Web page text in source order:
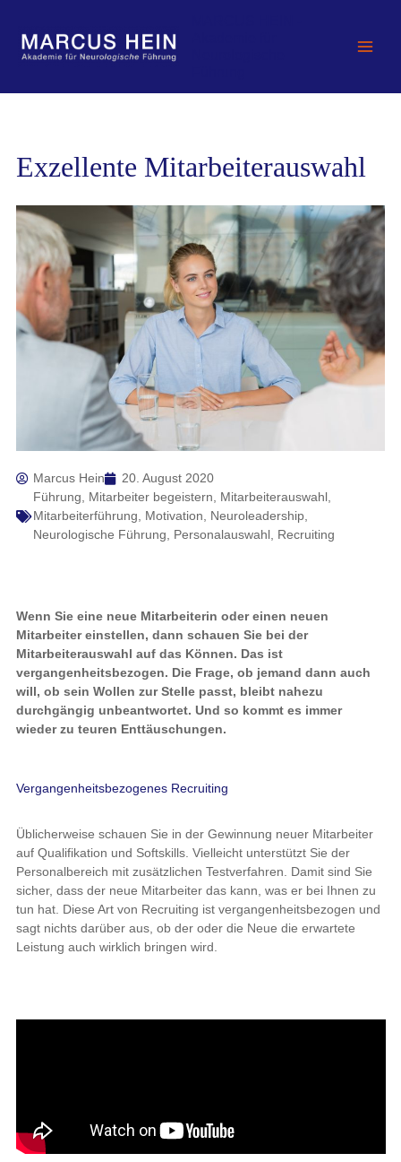
springen
Exzellente Mitarbeiterauswahl
Marcus Hein
20. August 2020
Führung
Mitarbeiter begeistern Mitarbeiterauswahl,
Mitarbeiterführung
Motivation Neuroleadership,
Neurologische Führung
Personalauswahl, Recruiting
Wenn Sie eine neue Mitarbeiterin oder einen neuen
Mitarbeiter einstellen, dann schauen Sie bei der
Mitarbeiterauswahl auf das Können. Das ist
vergangenheitsbezogen. Die Frage, ob jemand dann auch
will, ob sein Wollen zur Stelle passt, bleibt nahezu
durchgängig unbeantwortet. Und so kommt es immer
wieder zu teuren Enttäuschungen.
Vergangenheitsbezogenes Recruiting
Üblicherweise schauen Sie in der Gewinnung neuer Mitarbeiter
auf Qualifikation und Softskills. Vielleicht unterstützt Sie der
Personalbereich mit zusätzlichen Testverfahren. Damit sind Sie
sicher, dass der neue Mitarbeiter das kann, was er bei Ihnen zu
tun hat. Diese Art von Recruiting ist vergangenheitsbezogen und
sagt nichts darüber aus, ob der oder die Neue die erwartete
Leistung auch wirklich bringen wird.